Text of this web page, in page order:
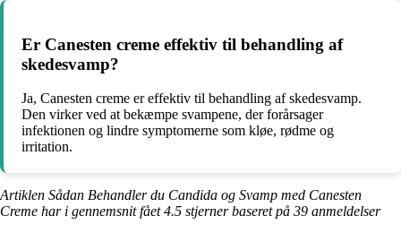
Er Canesten creme effektiv til behandling af
skedesvamp?
Ja, Canesten creme er effektiv til behandling af skedesvamp.
Den virker ved at bekæmpe svampene, der forårsager
infektionen og lindre symptomerne som kløe, rødme og
irritation.
Artiklen Sådan Behandler du Candida og Svamp med Canesten
Creme har i gennemsnit fået4.5 stjerner baseret på 39 anmeldelser